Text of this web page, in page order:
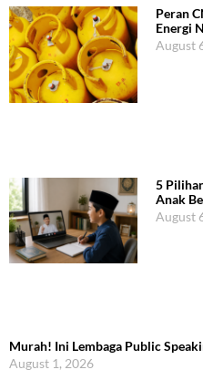
Peran
Energi
August
5
Anak
August
Murah! Ini Lembaga Public
August 1, 2026